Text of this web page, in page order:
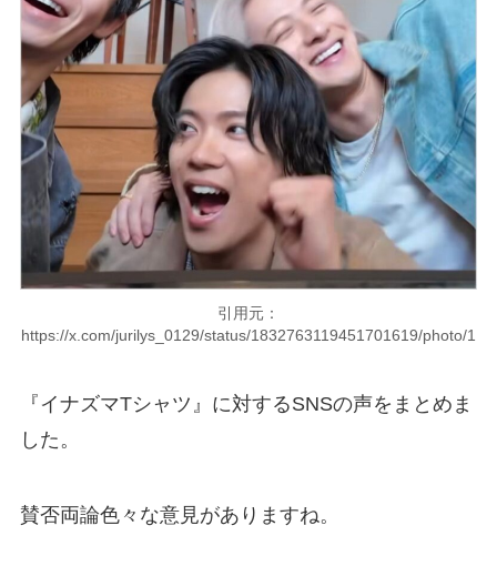
引用元：
https://x.com/jurilys_0129/status/1832763119451701619/photo/1
『イナズマTシャツ』に対するSNSの声をまとめま
した。
賛否両論色々な意見がありますね。